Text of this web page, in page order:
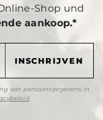
Shop und
aankoop.*
van persoonsgegevens in
.